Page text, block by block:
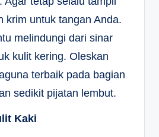
krim untuk tangan Anda.
melindungi dari sinar
kulit kering. Oleskan
terbaik pada bagian
sedikit pijatan lembut.
Kaki